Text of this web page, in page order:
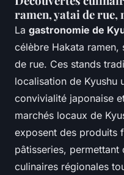
ramen, yatai de rue,
La gastronomie de
célèbre Hakata ramen,
de rue. Ces stands
localisation de Kyushu
convivialité japonaise
marchés locaux de
exposent des produits
pâtisseries, permettant
culinaires régionales